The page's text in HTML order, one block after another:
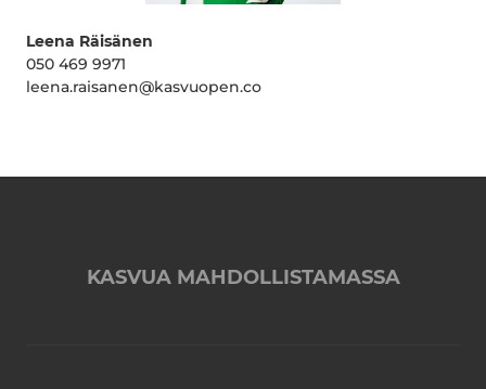
Leena Räisänen
050 469 9971
leena.raisanen@kasvuopen.co
KASVUA MAHDOLLISTAMASSA